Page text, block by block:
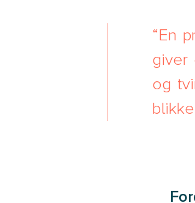
En
giver
og